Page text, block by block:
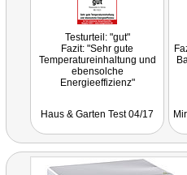
Testurteil: "gut"
Fazit: "Sehr gute
Temperatureinhaltung und
ebensolche
Energieeffizienz"
Haus & Garten Test 04/17